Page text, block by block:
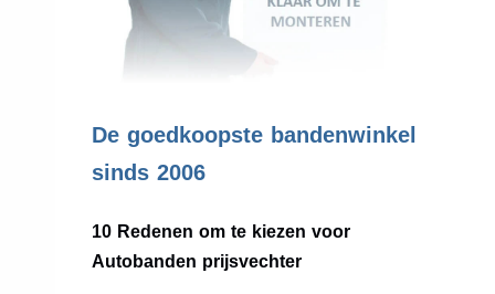
De goedkoopste bandenwinkel
sinds 2006
10 Redenen om te kiezen voor
Autobanden prijsvechter